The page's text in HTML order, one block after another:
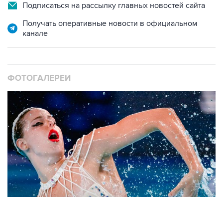
Подписаться на рассылку главных новостей сайта
Получать оперативные новости в официальном
канале
ФОТОГАЛЕРЕИ